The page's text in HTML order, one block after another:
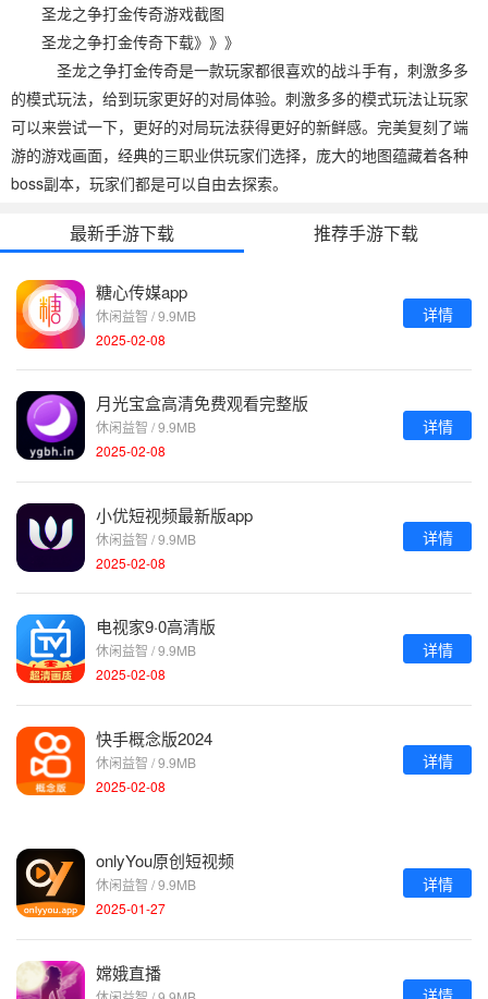
圣龙之争打金传奇游戏截图
圣龙之争打金传奇下载》》》
圣龙之争打金传奇是一款玩家都很喜欢的战斗手有，刺激多多
的模式玩法，给到玩家更好的对局体验。刺激多多的模式玩法让玩家
可以来尝试一下，更好的对局玩法获得更好的新鲜感。完美复刻了端
游的游戏画面，经典的三职业供玩家们选择，庞大的地图蕴藏着各种
boss副本，玩家们都是可以自由去探索。
最新手游下载 推荐手游下载
糖心传媒app
休闲益智 / 9.9MB
2025-02-08
详情
月光宝盒高清免费观看完整版
休闲益智 / 9.9MB
2025-02-08
详情
小优短视频最新版app
休闲益智 / 9.9MB
2025-02-08
详情
电视家9·0高清版
休闲益智 / 9.9MB
2025-02-08
详情
快手概念版2024
休闲益智 / 9.9MB
2025-02-08
详情
onlyYou原创短视频
休闲益智 / 9.9MB
2025-01-27
详情
嫦娥直播
详情